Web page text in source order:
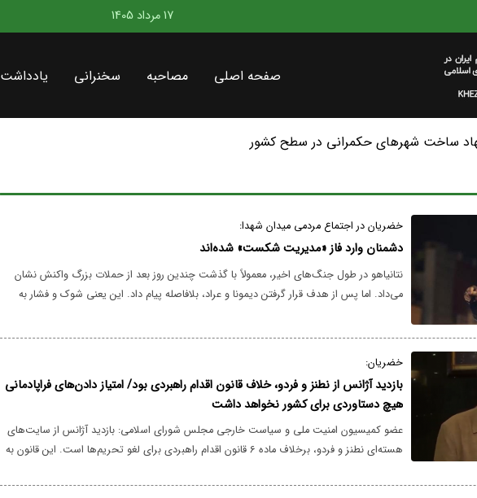
17 مرداد 1405
صفحه اصلی مصاحبه سخنرانی یادداشت
ساخت شهرهای حکمرانی در سطح کشور
خضریان در اجتماع مردمی میدان شهدا:
دشمنان وارد فاز «مدیریت شکست» شده‌اند
نتانیاهو در طول جنگ‌های اخیر، معمولاً با گذشت چندین روز بعد از حملات بزرگ واکنش نشان
می‌داد. اما پس از هدف قرار گرفتن دیمونا و عراد، بلافاصله پیام داد. این یعنی شوک و فشار به
خضریان:
بازدید آژانس از نطنز و فردو، خلاف قانون اقدام راهبردی بود/ امتیاز دادن‌های فراپادمانی
هیچ دستاوردی برای کشور نخواهد داشت
عضو کمیسیون امنیت ملی و سیاست خارجی مجلس شورای اسلامی: بازدید آژانس از سایت‌های
هسته‌ای نطنز و فردو، برخلاف ماده ۶ قانون اقدام راهبردی برای لغو تحریم‌ها است. این قانون به
حالت عادی بازنگشته، تعهدات فراپادمانی ارائه دهد امتیاز دادن‌های فراپادمانی از سوی برخی